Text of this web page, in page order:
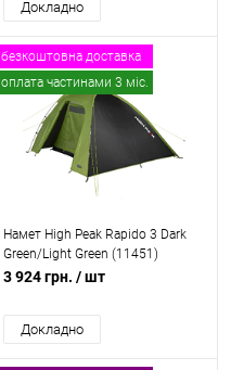
Докладно
безкоштовна доставка
оплата частинами 3 міс.
Намет High Peak Rapido 3 Dark
Green/Light Green (11451)
3 924 грн. / шт
Докладно